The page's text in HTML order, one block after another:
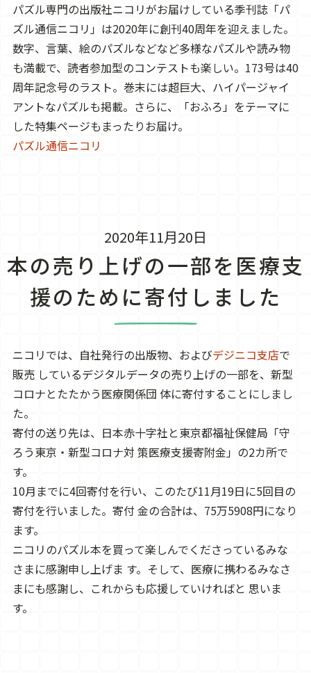
パズル専門の出版社ニコリがお届けしている季刊誌「パ
ズル通信ニコリ」は2020年に創刊40周年を迎えました。
数字、言葉、絵のパズルなどなど多様なパズルや読み物
も満載で、読者参加型のコンテストも楽しい。173号は40
周年記念号のラスト。巻末には超巨大、ハイパージャイ
アントなパズルも掲載。さらに、「おふろ」をテーマに
した特集ページもまったりお届け。
パズル通信ニコリ
2020年11月20日
本の売り上げの一部を医療支
援のために寄付しました
ニコリでは、自社発行の出版物、およびデジニコ支店で
販売 しているデジタルデータの売り上げの一部を、新型
コロナとたたかう医療関係団 体に寄付することにしまし
た。
寄付の送り先は、日本赤十字社と東京都福祉保健局「守
ろう東京・新型コロナ対 策医療支援寄附金」の2カ所で
す。
10月までに4回寄付を行い、このたび11月19日に5回目の
寄付を行いました。寄付 金の合計は、75万5908円になり
ます。
ニコリのパズル本を買って楽しんでくださっているみな
さまに感謝申し上げま す。そして、医療に携わるみなさ
まにも感謝し、これからも応援していければと 思いま
す。